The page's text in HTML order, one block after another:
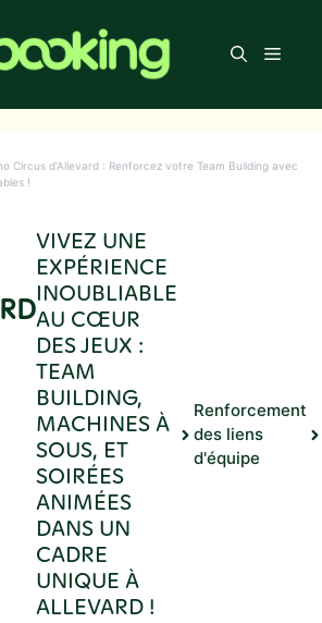
Menu
Circus d’Allevard : Renforcez votre Team Building avec
!
VIVEZ UNE
EXPÉRIENCE
INOUBLIABLE
AU CŒUR
DES JEUX :
TEAM
BUILDING,
MACHINES À
SOUS, ET
SOIRÉES
ANIMÉES
DANS UN
CADRE
UNIQUE À
ALLEVARD !
Renforcement
des liens
d'équipe